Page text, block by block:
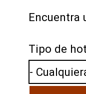
Encuentra
Tipo de